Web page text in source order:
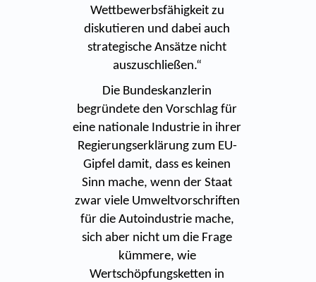
Wettbewerbsfähigkeit zu
diskutieren und dabei auch
strategische Ansätze nicht
auszuschließen.“
Die Bundeskanzlerin
begründete den Vorschlag für
eine nationale Industrie in ihrer
Regierungserklärung zum EU-
Gipfel damit, dass es keinen
Sinn mache, wenn der Staat
zwar viele Umweltvorschriften
für die Autoindustrie mache,
sich aber nicht um die Frage
kümmere, wie
Wertschöpfungsketten in